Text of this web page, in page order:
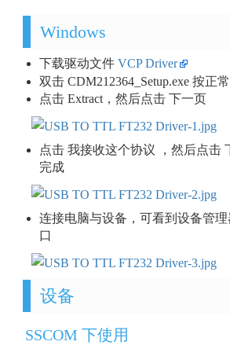
Windows
下载驱动文件 VCP Driver
双击 CDM212364_Setup.exe 按正
点击 Extract，然后点击 下一页
点击 我接收这个协议 ，然后点击
完成
连接电脑与设备，可看到设备管
口
设备
SSCOM 下使用